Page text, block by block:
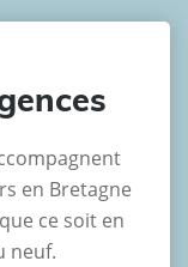
en Bretagne
ce soit en
neuf.